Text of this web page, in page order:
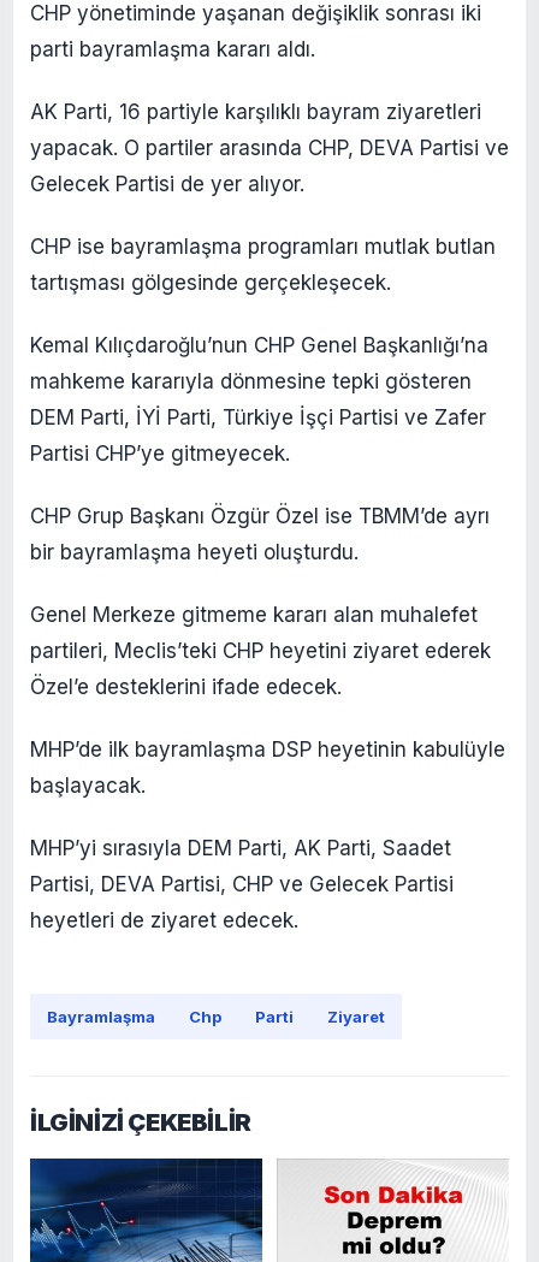
CHP yönetiminde yaşanan değişiklik sonrası iki
parti bayramlaşma kararı aldı.
AK Parti, 16 partiyle karşılıklı bayram ziyaretleri
yapacak. O partiler arasında CHP, DEVA Partisi ve
Gelecek Partisi de yer alıyor.
CHP ise bayramlaşma programları mutlak butlan
tartışması gölgesinde gerçekleşecek.
Kemal Kılıçdaroğlu’nun CHP Genel Başkanlığı’na
mahkeme kararıyla dönmesine tepki gösteren
DEM Parti, İYİ Parti, Türkiye İşçi Partisi ve Zafer
Partisi CHP’ye gitmeyecek.
CHP Grup Başkanı Özgür Özel ise TBMM’de ayrı
bir bayramlaşma heyeti oluşturdu.
Genel Merkeze gitmeme kararı alan muhalefet
partileri, Meclis’teki CHP heyetini ziyaret ederek
Özel’e desteklerini ifade edecek.
MHP’de ilk bayramlaşma DSP heyetinin kabulüyle
başlayacak.
MHP’yi sırasıyla DEM Parti, AK Parti, Saadet
Partisi, DEVA Partisi, CHP ve Gelecek Partisi
heyetleri de ziyaret edecek.
Bayramlaşma Chp Parti Ziyaret
İLGİNİZİ ÇEKEBİLİR